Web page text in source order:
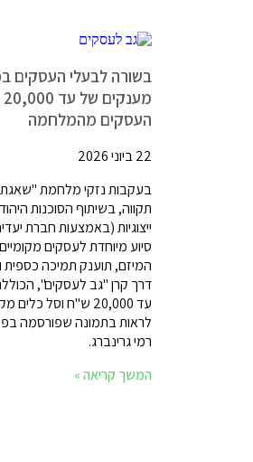
בשורה לבעלי העסקים
העסקים מהמלחמה
22 ביוני 2026
בעקבות נזקי מלחמת "שאגת
תקווה, בשיתוף הסוכנות
ייצוגיות (באמצעות חברת
סיוע מיוחדת לעסקים
המיזם, תוענק תמיכה כספית
דרך קרן "גב לעסקים",
עד 20,000 ש"ח וסל
לראות בתמונה שפורסמה
רמי גרינברג.
המשך קריאה »